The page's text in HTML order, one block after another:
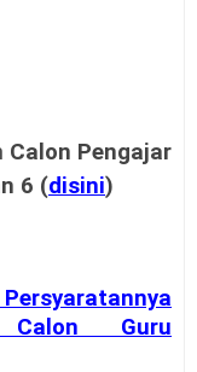
Calon Pengajar
6 (disini)
Calon Guru